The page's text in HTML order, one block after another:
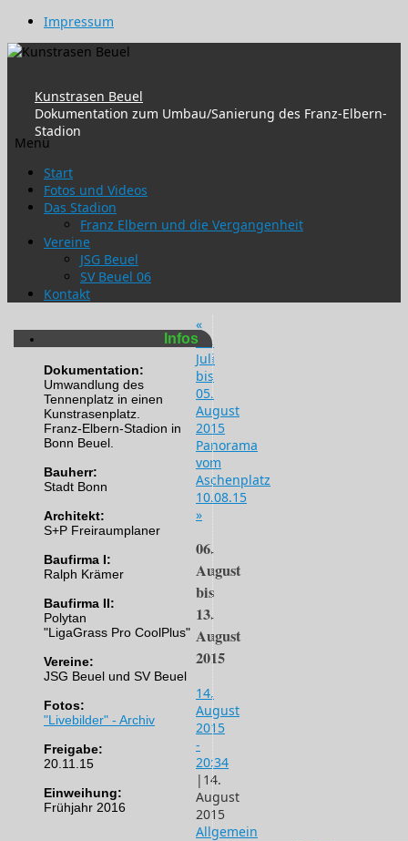
Impressum
Kunstrasen Beuel
Dokumentation zum Umbau/Sanierung des Franz-Elbern-
Stadion
Menü
Zum
Inhalt
springen
Start
Fotos und Videos
Das Stadion
Franz Elbern und die Vergangenheit
Vereine
JSG Beuel
SV Beuel 06
Kontakt
«
28.
Juli
bis
05.
August
2015
Panorama
vom
Aschenplatz
10.08.15
»
06.
August
bis
13.
August
2015
14.
August
2015
-
20:34
| 14.
August
2015
Allgemein
Infos
Dokumentation:
Umwandlung des
Tennenplatz in einen
Kunstrasenplatz.
Franz-Elbern-Stadion in
Bonn Beuel.
Bauherr:
Stadt Bonn
Architekt:
S+P Freiraumplaner
Baufirma I:
Ralph Krämer
Baufirma II:
Polytan
"LigaGrass Pro CoolPlus"
Vereine:
JSG Beuel und SV Beuel
Fotos:
"Livebilder" - Archiv
Freigabe:
20.11.15
Einweihung:
Frühjahr 2016